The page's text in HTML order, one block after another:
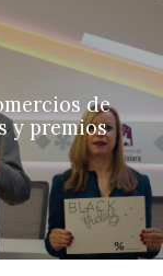
de
y premios